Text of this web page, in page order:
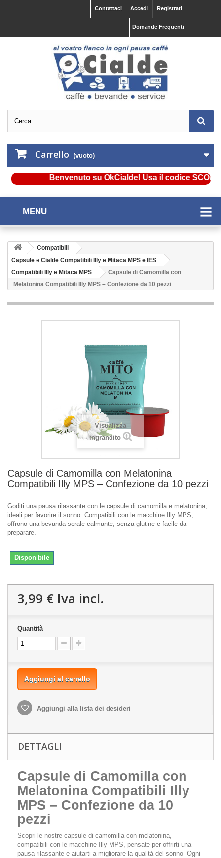
Registrati
Accedi
Contattaci
Domande Frequenti
Carrello (vuoto)
Benvenuto su OkCialde! Usa il codice
MENU
Compatibili
Capsule e Cialde Compatibili Illy e Mitaca MPS e IES
Compatibili Illy e Mitaca MPS
Capsule di Camomilla con
Melatonina Compatibili Illy MPS – Confezione da 10 pezzi
Visualizza
ingrandito
Capsule di Camomilla con Melatonina
Compatibili Illy MPS – Confezione da 10 pezzi
Goditi una pausa rilassante con le capsule di camomilla e melatonina,
ideali per favorire il sonno. Compatibili con le macchine Illy MPS,
offrono una bevanda serale calmante, senza glutine e facile da
preparare.
Disponibile
3,99 € Iva incl.
Quantità
Aggiungi al carrello
Aggiungi alla lista dei desideri
DETTAGLI
Capsule di Camomilla con
Melatonina Compatibili Illy
MPS – Confezione da 10
pezzi
Scopri le nostre capsule di camomilla con melatonina,
compatibili con le macchine Illy MPS, pensate per offrirti una
pausa rilassante e aiutarti a migliorare la qualità del sonno. Ogni